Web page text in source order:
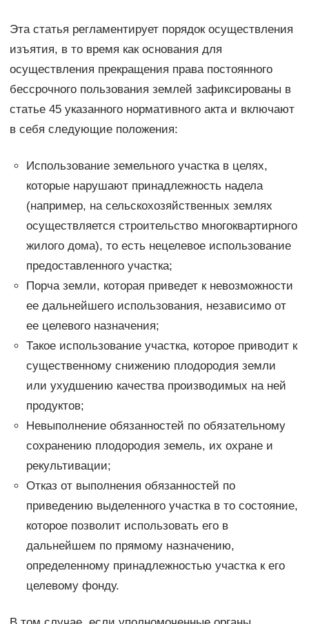
Эта статья регламентирует порядок осуществления
изъятия, в то время как основания для
осуществления прекращения права постоянного
бессрочного пользования землей зафиксированы в
статье 45 указанного нормативного акта и включают
в себя следующие положения:
Использование земельного участка в целях,
которые нарушают принадлежность надела
(например, на сельскохозяйственных землях
осуществляется строительство многоквартирного
жилого дома), то есть нецелевое использование
предоставленного участка;
Порча земли, которая приведет к невозможности
ее дальнейшего использования, независимо от
ее целевого назначения;
Такое использование участка, которое приводит к
существенному снижению плодородия земли
или ухудшению качества производимых на ней
продуктов;
Невыполнение обязанностей по обязательному
сохранению плодородия земель, их охране и
рекультивации;
Отказ от выполнения обязанностей по
приведению выделенного участка в то состояние,
которое позволит использовать его в
дальнейшем по прямому назначению,
определенному принадлежностью участка к его
целевому фонду.